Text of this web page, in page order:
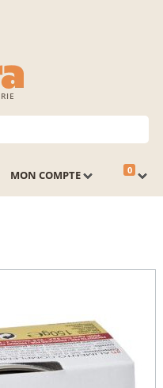
0
MON COMPTE